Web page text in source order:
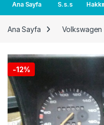
Ana Sayfa S.s.s
Ana Sayfa Volkswagen
-12%